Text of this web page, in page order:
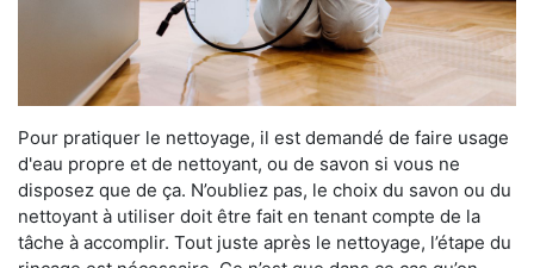
Pour pratiquer le nettoyage, il est demandé de faire usage
d'eau propre et de nettoyant, ou de savon si vous ne
disposez que de ça. N’oubliez pas, le choix du savon ou du
nettoyant à utiliser doit être fait en tenant compte de la
tâche à accomplir. Tout juste après le nettoyage, l’étape du